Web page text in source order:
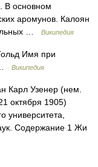
В основном
аромунов. Калоян
…
Википедия
Имя при
…
Википедия
Карл Узенер (нем.
октября 1905)
университета,
Содержание 1 Жи